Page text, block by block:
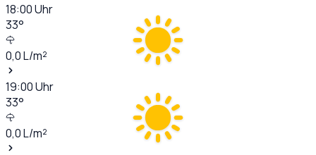
18:00Uhr
33°
0,0L/m²
19:00Uhr
33°
0,0L/m²